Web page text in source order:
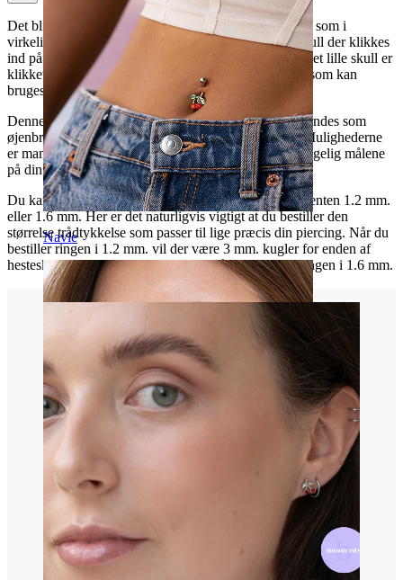
Navle
Septum
Det bliver ikke meget mere cool end denne lækre ring som i
virkeligheden består af en hestesko med et flot lille skull der klikkes
ind på plads mellem hesteskoens to kugler. Når først det lille skull er
klikket ind på plads, er smykket forvandlet til en ring som kan
bruges et utal af steder.
Denne multianvendelige ring med skull kan bl.a. anvendes som
øjenbrynspiercing, septum-, øre- ellerbrystpiercing. Mulighederne
er mange og det er stort set kun fantasien og så selvfølgelig målene
på din piercing, som sætter grænsen.
Du kan få dette smykke i to forskellige trådtykkelser, enten 1.2 mm.
eller 1.6 mm. Her er det naturligvis vigtigt at du bestiller den
størrelse trådtykkelse som passer til lige præcis din piercing. Når du
bestiller ringen i 1.2 mm. vil der være 3 mm. kugler for enden af
hesteskoen mens de vil være 4 mm. når du bestiller ringen i 1.6 mm.